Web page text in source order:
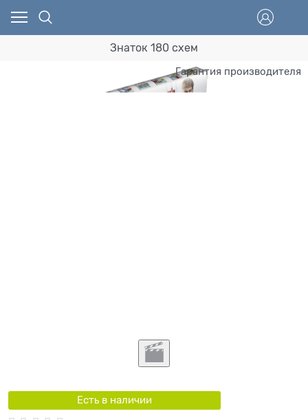
Знаток 180 схем
Гарантия производителя
Есть в наличии